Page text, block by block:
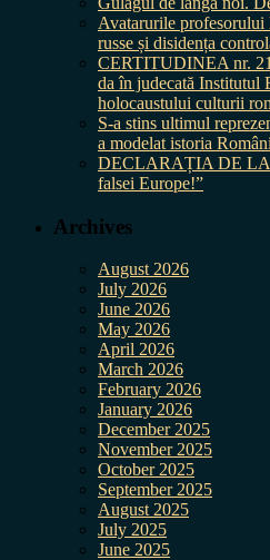
Avatarurile
russe și disidența
CERTITUDINEA nr.
da în judecată Institutul
holocaustului culturii
S-a stins ultimul
a modelat istoria
DECLARAȚIA DE LA
falsei Europe!”
Archives
August 2026
July 2026
June 2026
May 2026
April 2026
March 2026
February 2026
January 2026
December 2025
November 2025
October 2025
September 2025
August 2025
July 2025
June 2025